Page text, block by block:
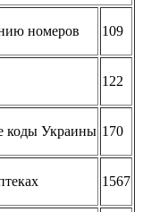
номеров 109
122
коды Украины 170
1567